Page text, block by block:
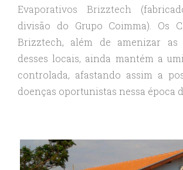
Evaporativos Brizztech
divisão do Grupo Coimma). Os
Brizztech, além de amenizar as
desses locais, ainda mantém a
controlada, afastando assim a
doenças oportunistas nessa época